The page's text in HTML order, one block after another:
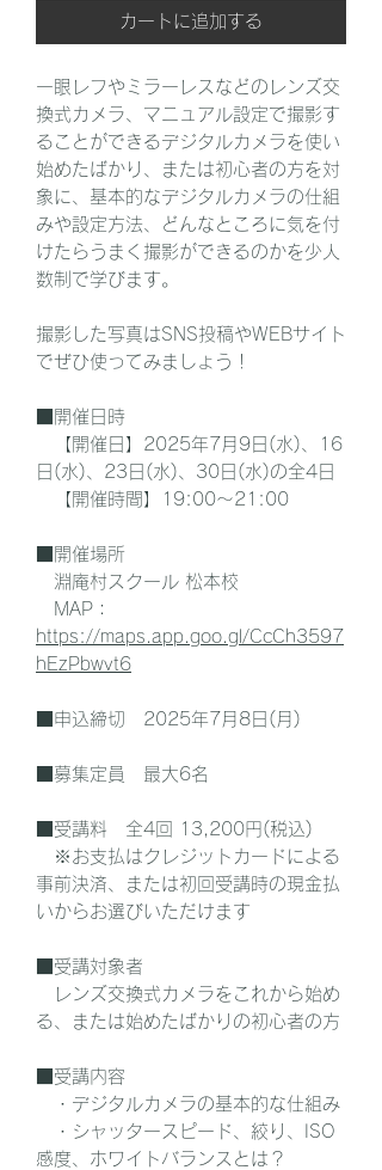
カートに追加する
一眼レフやミラーレスなどのレンズ交
換式カメラ、マニュアル設定で撮影す
ることができるデジタルカメラを使い
始めたばかり、または初心者の方を対
象に、基本的なデジタルカメラの仕組
みや設定方法、どんなところに気を付
けたらうまく撮影ができるのかを少人
数制で学びます。
撮影した写真はSNS投稿やWEBサイト
でぜひ使ってみましょう！
■開催日時
【開催日】2025年7月9日(水)、16
日(水)、23日(水)、30日(水)の全4日
【開催時間】19:00～21:00
■開催場所
淵庵村スクール 松本校
MAP：
https://maps.app.goo.gl/CcCh3597
hEzPbwvt6
■申込締切 2025年7月8日(月)
■募集定員 最大6名
■受講料 全4回 13,200円(税込)
※お支払はクレジットカードによる
事前決済、または初回受講時の現金払
いからお選びいただけます
■受講対象者
レンズ交換式カメラをこれから始め
る、または始めたばかりの初心者の方
■受講内容
・デジタルカメラの基本的な仕組み
・シャッタースピード、絞り、ISO
感度、ホワイトバランスとは？